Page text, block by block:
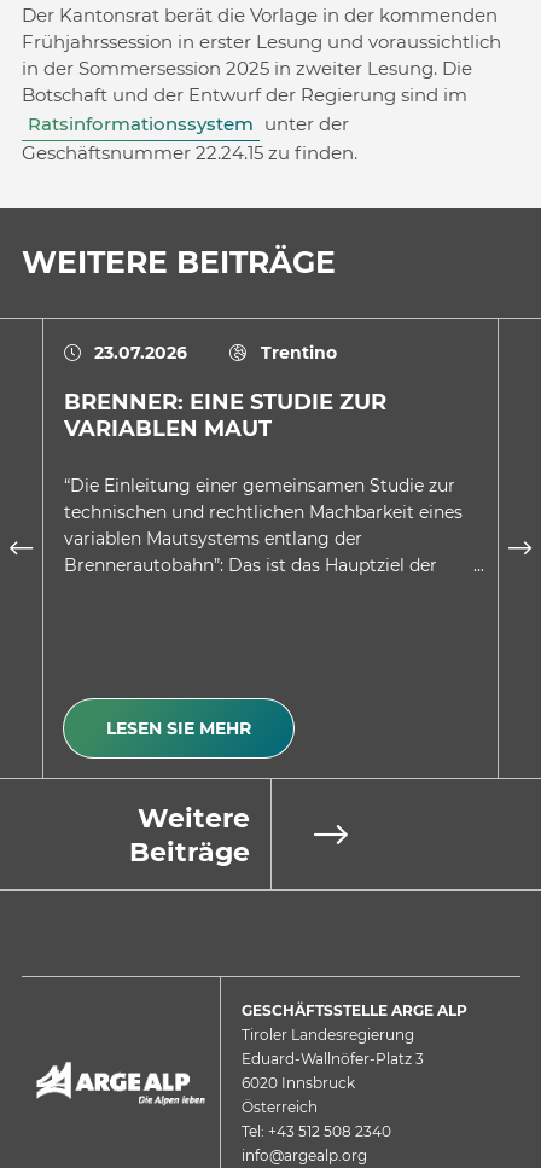
Der Kantonsrat berät die Vorlage in der kommenden
Frühjahrssession in erster Lesung und voraussichtlich
in der Sommersession 2025 in zweiter Lesung. Die
Botschaft und der Entwurf der Regierung sind im
Ratsinformationssystem unter der
Geschäftsnummer 22.24.15 zu finden.
WEITERE BEITRÄGE
23.07.2026 Trentino
BRENNER: EINE STUDIE ZUR
VARIABLEN MAUT
“Die Einleitung einer gemeinsamen Studie zur
technischen und rechtlichen Machbarkeit eines
variablen Mautsystems entlang der
Brennerautobahn”: Das ist das Hauptziel der
LESEN SIE MEHR
Weitere
Beiträge
GESCHÄFTSSTELLE ARGE ALP
Tiroler Landesregierung
Eduard-Wallnöfer-Platz 3
6020 Innsbruck
Österreich
Tel: +43 512 508 2340
info@argealp.org